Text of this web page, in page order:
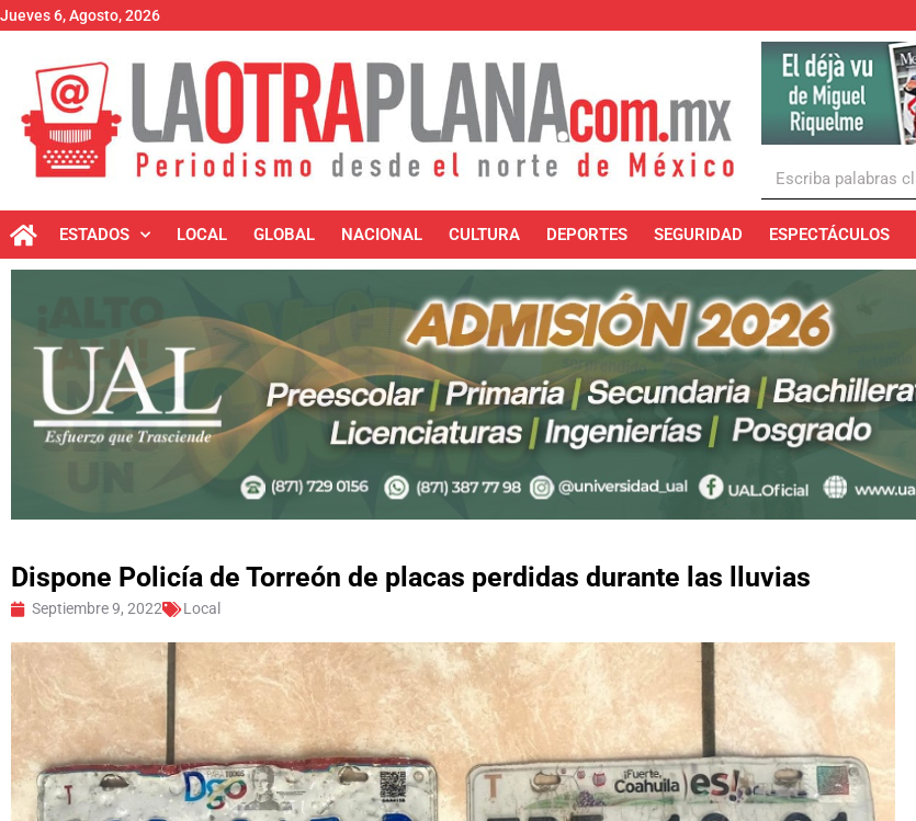
Jueves 6, Agosto, 2026
ESTADOS LOCAL GLOBAL NACIONAL CULTURA DEPORTES SEGURIDAD ESPECTÁCULOS
Dispone Policía de Torreón de placas perdidas durante las lluvias
Septiembre 9, 2022 Local